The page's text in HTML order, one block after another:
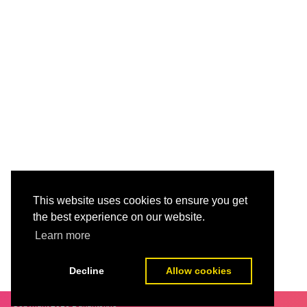
This website uses cookies to ensure you get
the best experience on our website.
Learn more
Decline Allow cookies
POSTING LEBIH BARU BERANDA
Copyright 2016Dukuntekno